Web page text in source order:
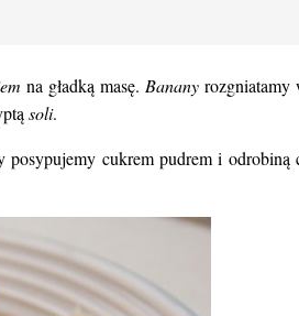
na gładką masę. Bananyrozgniatamy
soli.
cukrem pudrem i odrobiną